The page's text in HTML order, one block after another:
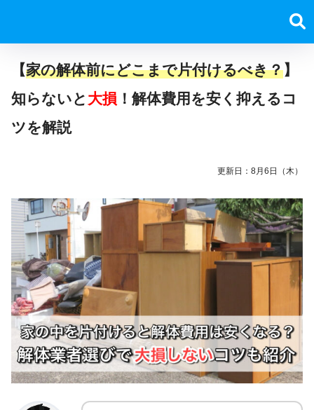
【家の解体前にどこまで片付けるべき？】
知らないと 大損 ！解体費用を安く抑えるコ
ツを解説
更新日： 8月6日（木）